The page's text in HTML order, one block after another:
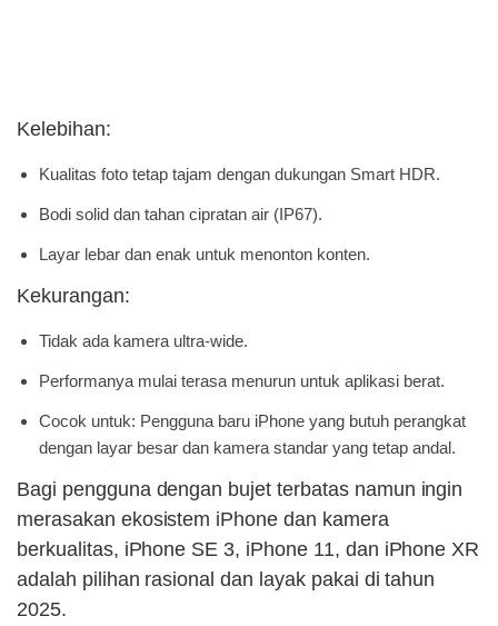
Kelebihan:
Kualitas foto tetap tajam dengan dukungan Smart HDR.
Bodi solid dan tahan cipratan air (IP67).
Layar lebar dan enak untuk menonton konten.
Kekurangan:
Tidak ada kamera ultra-wide.
Performanya mulai terasa menurun untuk aplikasi berat.
Cocok untuk: Pengguna baru iPhone yang butuh perangkat
dengan layar besar dan kamera standar yang tetap andal.
Bagi pengguna dengan bujet terbatas namun ingin
merasakan ekosistem iPhone dan kamera
berkualitas, iPhone SE 3, iPhone 11, dan iPhone XR
adalah pilihan rasional dan layak pakai di tahun
2025.